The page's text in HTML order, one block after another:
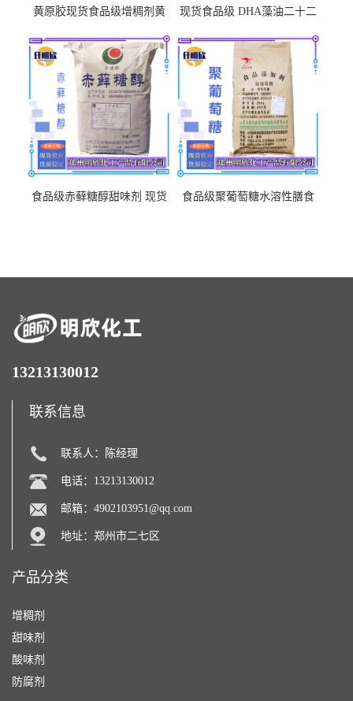
黄原胶现货食品级增稠剂黄
中轩黄原胶
现货食品级 DHA藻油二十二
惠DHA藻油
食品级赤藓糖醇甜味剂 现货
食品级聚葡萄糖水溶性膳食
13213130012
联系信息
联系人：陈经理
电话：13213130012
邮箱： 4902103951@qq.com
地址：郑州市二七区
产品分类
增稠剂
甜味剂
酸味剂
防腐剂